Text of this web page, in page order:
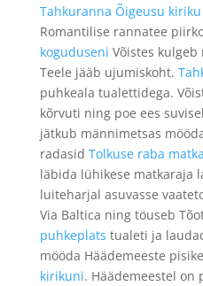
Tahkuranna Õigeusu kiriku
Romantilise rannatee
koguduseni Võistes
Teele jääb ujumiskoht.
puhkeala tualettidega.
kõrvuti ning poe ees
jätkub männimetsas
radasid Tolkuse raba
läbida lühikese matkaraja
luiteharjal asuvasse
Via Baltica ning töuseb
puhkeplats tualeti ja
mööda Häädemeeste
kirikuni. Häädemeestel on